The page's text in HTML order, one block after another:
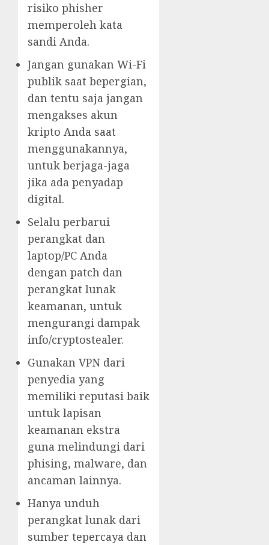
risiko phisher
memperoleh kata
sandi Anda.
Jangan gunakan Wi-Fi
publik saat bepergian,
dan tentu saja jangan
mengakses akun
kripto Anda saat
menggunakannya,
untuk berjaga-jaga
jika ada penyadap
digital.
Selalu perbarui
perangkat dan
laptop/PC Anda
dengan patch dan
perangkat lunak
keamanan, untuk
mengurangi dampak
info/cryptostealer.
Gunakan VPN dari
penyedia yang
memiliki reputasi baik
untuk lapisan
keamanan ekstra
guna melindungi dari
phising, malware, dan
ancaman lainnya.
Hanya unduh
perangkat lunak dari
sumber tepercaya dan